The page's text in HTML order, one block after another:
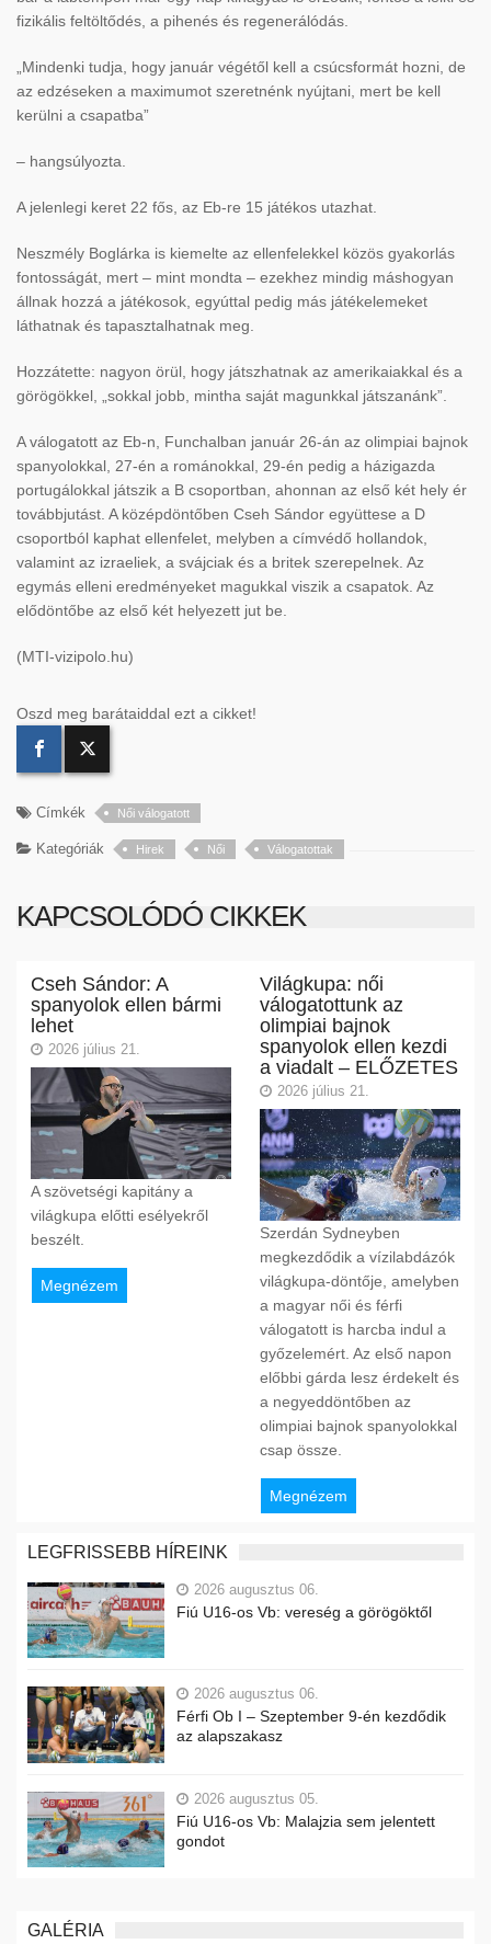
fizikális feltöltődés, a pihenés és regenerálódás.
„Mindenki tudja, hogy január végétől kell a csúcsformát hozni, de
az edzéseken a maximumot szeretnénk nyújtani, mert be kell
kerülni a csapatba”
– hangsúlyozta.
A jelenlegi keret 22 fős, az Eb-re 15 játékos utazhat.
Neszmély Boglárka is kiemelte az ellenfelekkel közös gyakorlás
fontosságát, mert – mint mondta – ezekhez mindig máshogyan
állnak hozzá a játékosok, egyúttal pedig más játékelemeket
láthatnak és tapasztalhatnak meg.
Hozzátette: nagyon örül, hogy játszhatnak az amerikaiakkal és a
görögökkel, „sokkal jobb, mintha saját magunkkal játszanánk”.
A válogatott az Eb-n, Funchalban január 26-án az olimpiai bajnok
spanyolokkal, 27-én a románokkal, 29-én pedig a házigazda
portugálokkal játszik a B csoportban, ahonnan az első két hely ér
továbbjutást. A középdöntőben Cseh Sándor együttese a D
csoportból kaphat ellenfelet, melyben a címvédő hollandok,
valamint az izraeliek, a svájciak és a britek szerepelnek. Az
egymás elleni eredményeket magukkal viszik a csapatok. Az
elődöntőbe az első két helyezett jut be.
(MTI-vizipolo.hu)
Oszd meg barátaiddal ezt a cikket!
Címkék Női válogatott
Kategóriák Hirek Női Válogatottak
KAPCSOLÓDÓ CIKKEK
Cseh Sándor: A
spanyolok ellen bármi
lehet
2026 július 21.
A szövetségi kapitány a
világkupa előtti esélyekről
beszélt.
Megnézem
Világkupa: női
válogatottunk az
olimpiai bajnok
spanyolok ellen kezdi
a viadalt – ELŐZETES
2026 július 21.
Szerdán Sydneyben
megkezdődik a vízilabdázók
világkupa-döntője, amelyben
a magyar női és férfi
válogatott is harcba indul a
győzelemért. Az első napon
előbbi gárda lesz érdekelt és
a negyeddöntőben az
olimpiai bajnok spanyolokkal
csap össze.
Megnézem
LEGFRISSEBB HÍREINK
2026 augusztus 06.
Fiú U16-os Vb: vereség a görögöktől
2026 augusztus 06.
Férfi Ob I – Szeptember 9-én kezdődik
az alapszakasz
2026 augusztus 05.
Fiú U16-os Vb: Malajzia sem jelentett
gondot
GALÉRIA